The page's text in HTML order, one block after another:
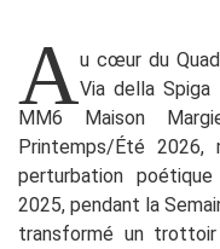
Au cœur du
Via della
MM6 Maison
Printemps/Été 2026,
perturbation
2025, pendant la
transformé un